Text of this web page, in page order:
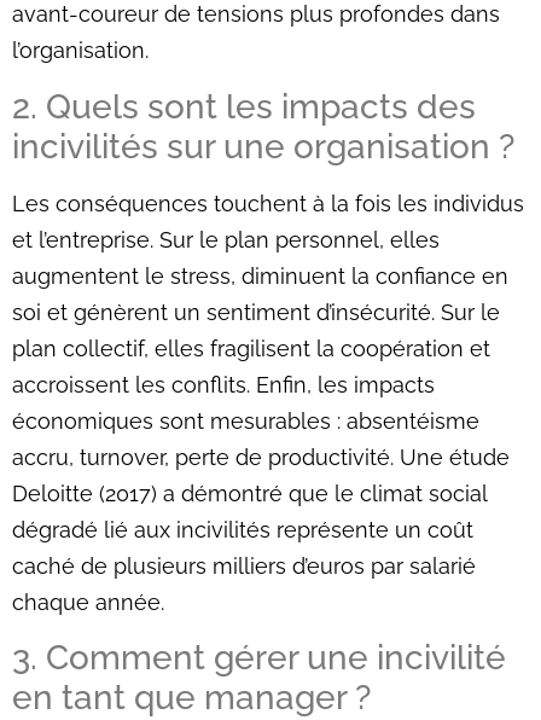
avant-coureur de tensions plus profondes dans
l’organisation.
2. Quels sont les impacts des
incivilités sur une organisation ?
Les conséquences touchent à la fois les individus
et l’entreprise. Sur le plan personnel, elles
augmentent le stress, diminuent la confiance en
soi et génèrent un sentiment d’insécurité. Sur le
plan collectif, elles fragilisent la coopération et
accroissent les conflits. Enfin, les impacts
économiques sont mesurables : absentéisme
accru, turnover, perte de productivité. Une étude
Deloitte (2017) a démontré que le climat social
dégradé lié aux incivilités représente un coût
caché de plusieurs milliers d’euros par salarié
chaque année.
3. Comment gérer une incivilité
en tant que manager ?